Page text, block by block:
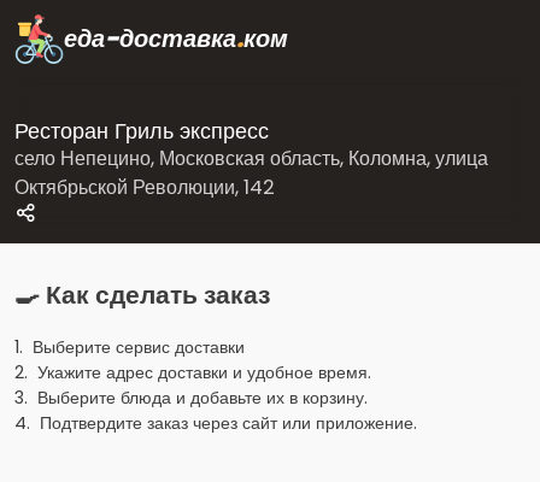
еда-доставка.ком
Ресторан Гриль экспресс
село Непецино, Московская область, Коломна, улица
Октябрьской Революции, 142
🍳 Как сделать заказ
1. Выберите сервис доставки
2. Укажите адрес доставки и удобное время.
3. Выберите блюда и добавьте их в корзину.
4. Подтвердите заказ через сайт или приложение.